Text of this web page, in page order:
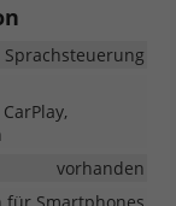
Sprachsteuerung
vorhanden